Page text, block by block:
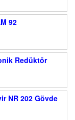
92
Redüktör
NR 202 Gövde